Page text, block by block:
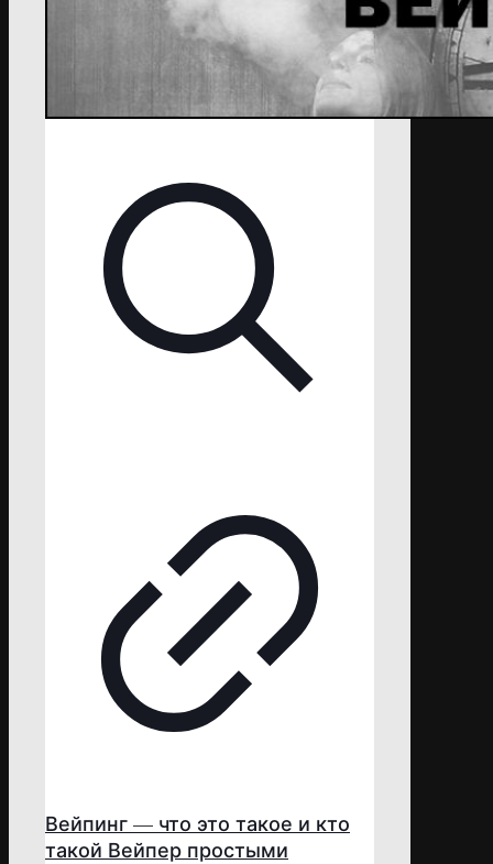
Вейпинг — что это такое и кто
такой Вейпер простыми